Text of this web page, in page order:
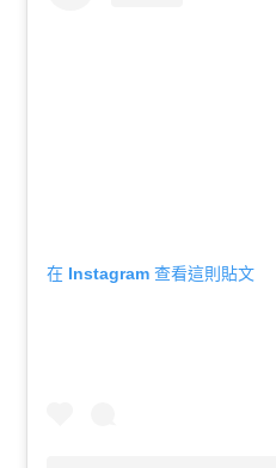
在 Instagram 查看這則貼文